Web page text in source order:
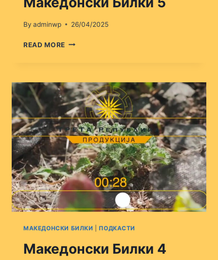
By adminwp 26/04/2025
READ MORE МАКЕДОНСКИ
МАКЕДОНСКИ БИЛКИ ПОДКАСТИ
Македонски Билки 4